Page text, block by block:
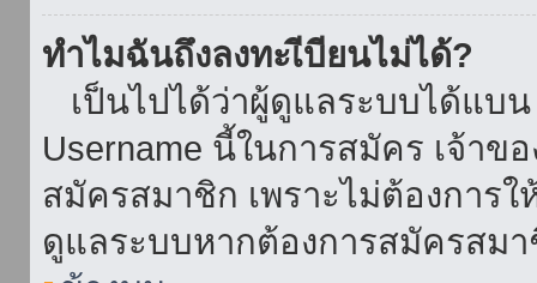
ทำไมฉันถึงลงทะเีบียนไม่ได้?
เป็นไปได้ว่าผู้ดูแลระบบได้แบ
Username นี้ในการสมัคร เจ้าข
สมัครสมาชิก เพราะไม่ต้องการ
ดูแลระบบหากต้องการสมัครสม